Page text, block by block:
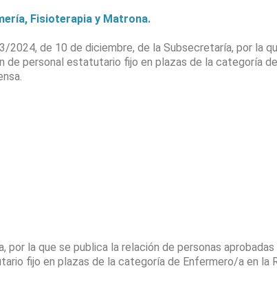
Fisioterapia y Matrona.
2024, de 10 de diciembre, de la Subsecretaría, por la
personal estatutario fijo en plazas de la categoría
la que se publica la relación de personas
fijo en plazas de la categoría de Enfermero/a en la